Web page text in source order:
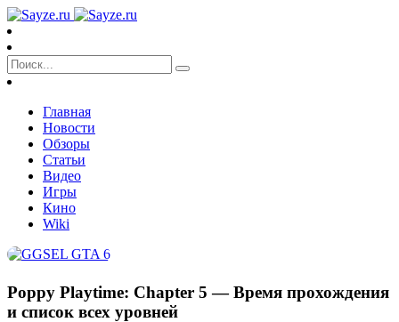
Главная
Новости
Обзоры
Статьи
Видео
Игры
Кино
Wiki
Poppy Playtime: Chapter 5 — Время прохождения
и список всех уровней